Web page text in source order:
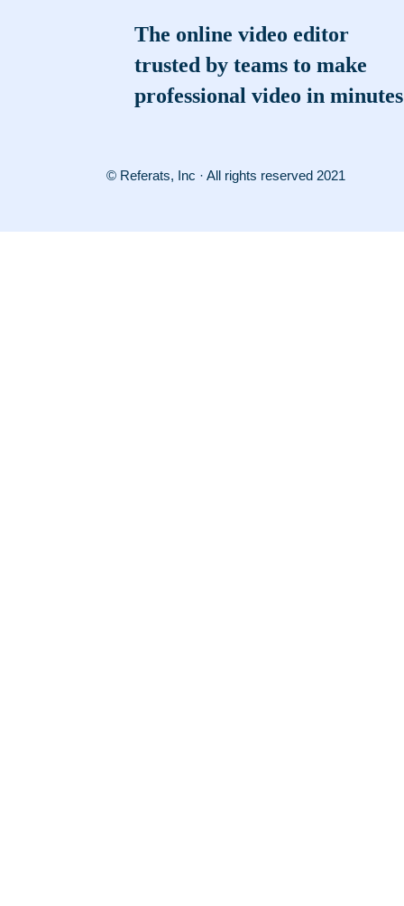
The online video editor
trusted by teams to make
professional video in minutes
© Referats, Inc · All rights reserved 2021